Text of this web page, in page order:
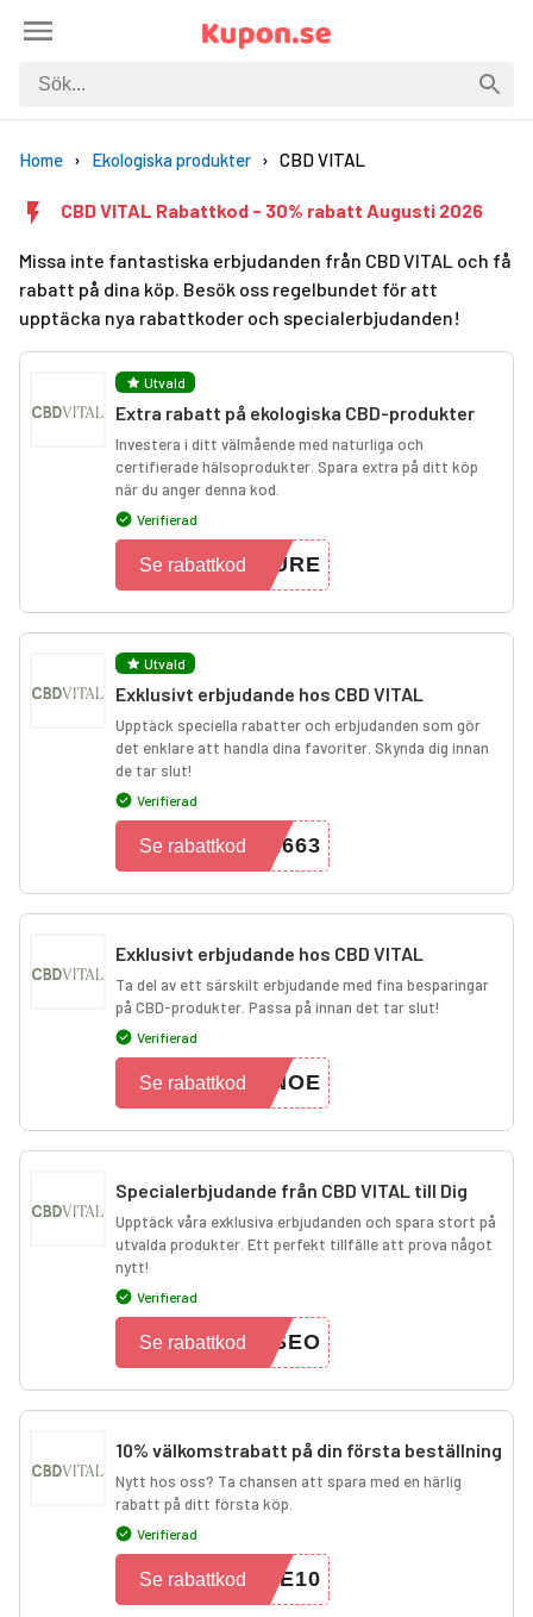
Home Ekologiska produkter CBD VITAL
CBD VITAL Rabattkod - 30% rabatt Augusti 2026
Missa inte fantastiska erbjudanden från CBD VITAL och få
rabatt på dina köp. Besök oss regelbundet för att
upptäcka nya rabattkoder och specialerbjudanden!
Utvald
Extra rabatt på ekologiska CBD-produkter
Investera i ditt välmående med naturliga och
certifierade hälsoprodukter. Spara extra på ditt köp
när du anger denna kod.
Verifierad
CURE
Se rabattkod
Utvald
Exklusivt erbjudande hos CBD VITAL
Upptäck speciella rabatter och erbjudanden som gör
det enklare att handla dina favoriter. Skynda dig innan
de tar slut!
Verifierad
2663
Se rabattkod
Exklusivt erbjudande hos CBD VITAL
Ta del av ett särskilt erbjudande med fina besparingar
på CBD-produkter. Passa på innan det tar slut!
Verifierad
RNOE
Se rabattkod
Specialerbjudande från CBD VITAL till Dig
Upptäck våra exklusiva erbjudanden och spara stort på
utvalda produkter. Ett perfekt tillfälle att prova något
nytt!
Verifierad
RSEO
Se rabattkod
10% välkomstrabatt på din första beställning
Nytt hos oss? Ta chansen att spara med en härlig
rabatt på ditt första köp.
Verifierad
ME10
Se rabattkod